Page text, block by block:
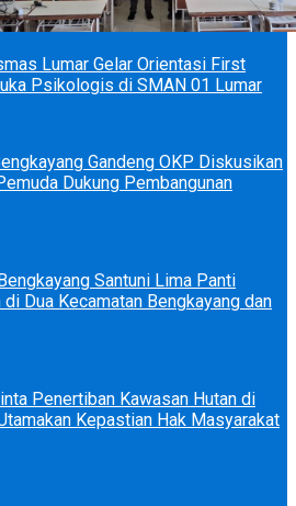
Lumar Gelar Orientasi First
Psikologis di SMAN 01 Lumar
Gandeng OKP Diskusikan
Dukung Pembangunan
Santuni Lima Panti
di Dua Kecamatan Bengkayang dan
Penertiban Kawasan Hutan di
Kepastian Hak Masyarakat